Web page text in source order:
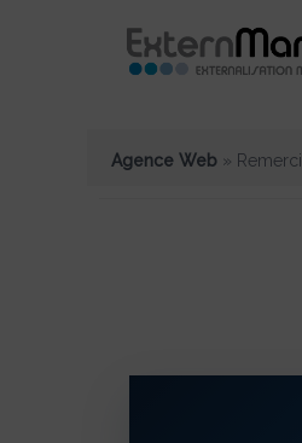
Agence Web »